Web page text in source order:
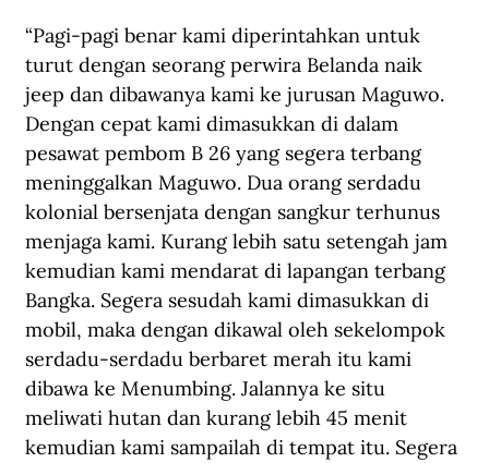
“Pagi-pagi benar kami diperintahkan untuk
turut dengan seorang perwira Belanda naik
jeep dan dibawanya kami ke jurusan Maguwo.
Dengan cepat kami dimasukkan di dalam
pesawat pembom B 26 yang segera terbang
meninggalkan Maguwo. Dua orang serdadu
kolonial bersenjata dengan sangkur terhunus
menjaga kami. Kurang lebih satu setengah jam
kemudian kami mendarat di lapangan terbang
Bangka. Segera sesudah kami dimasukkan di
mobil, maka dengan dikawal oleh sekelompok
serdadu-serdadu berbaret merah itu kami
dibawa ke Menumbing. Jalannya ke situ
meliwati hutan dan kurang lebih 45 menit
kemudian kami sampailah di tempat itu. Segera